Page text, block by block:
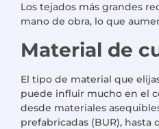
Los tejados más grandes
mano de obra, lo que
Material de
El tipo de material que
puede influir mucho en el
desde materiales
prefabricadas (BUR), hasta